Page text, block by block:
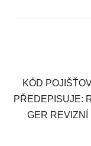
KÓD
PŘEDEPISUJE:
GER REVIZNÍ